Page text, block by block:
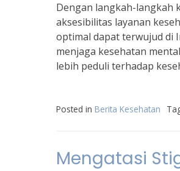
Dengan langkah-langkah
aksesibilitas layanan
optimal dapat terwujud di
menjaga kesehatan
lebih peduli terhadap
Posted in Berita Kesehatan
Mengatasi